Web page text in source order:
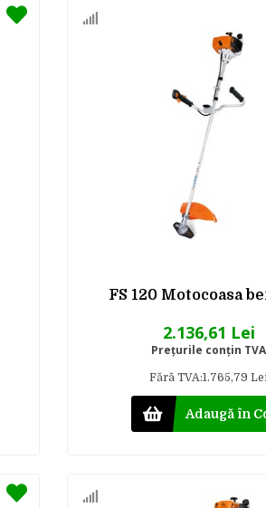
FS 120 Motocoasa
2.136,61 Lei
Preţurile conţin TVA
Fără TVA:1.765,79 Lei
Adaugă în